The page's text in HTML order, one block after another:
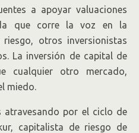
a apoyar valuaciones
que corre la voz en la
otros inversionistas
La inversión de capital de
cualquier otro mercado,
miedo.
atravesando por el ciclo de
capitalista de riesgo de